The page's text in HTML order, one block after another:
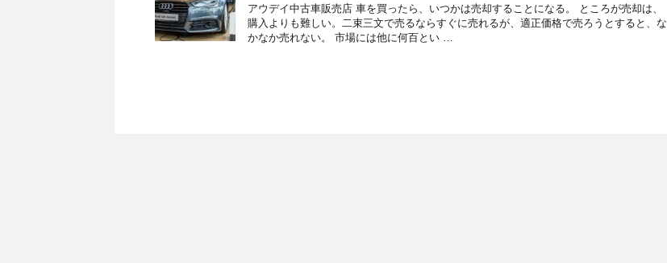
アウデイ中古車販売店 車を買ったら、いつかは売却することになる。 ところが売却は、
購入よりも難しい。二束三文で売るならすぐに売れるが、適正価格で売ろうとすると、な
かなか売れない。 市場には他に何百とい …